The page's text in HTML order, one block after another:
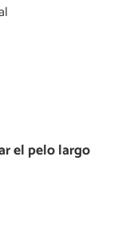
el pelo largo